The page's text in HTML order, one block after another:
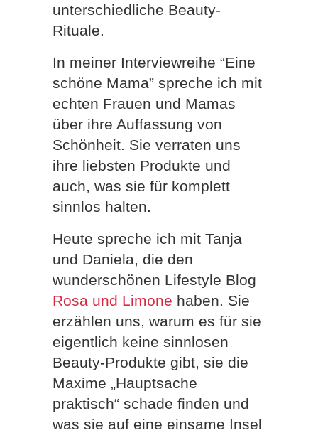
unterschiedliche Beauty-
Rituale.
In meiner Interviewreihe “Eine
schöne Mama” spreche ich mit
echten Frauen und Mamas
über ihre Auffassung von
Schönheit. Sie verraten uns
ihre liebsten Produkte und
auch, was sie für komplett
sinnlos halten.
Heute spreche ich mit Tanja
und Daniela, die den
wunderschönen Lifestyle Blog
Rosa und Limone haben. Sie
erzählen uns, warum es für sie
eigentlich keine sinnlosen
Beauty-Produkte gibt, sie die
Maxime „Hauptsache
praktisch“ schade finden und
was sie auf eine einsame Insel